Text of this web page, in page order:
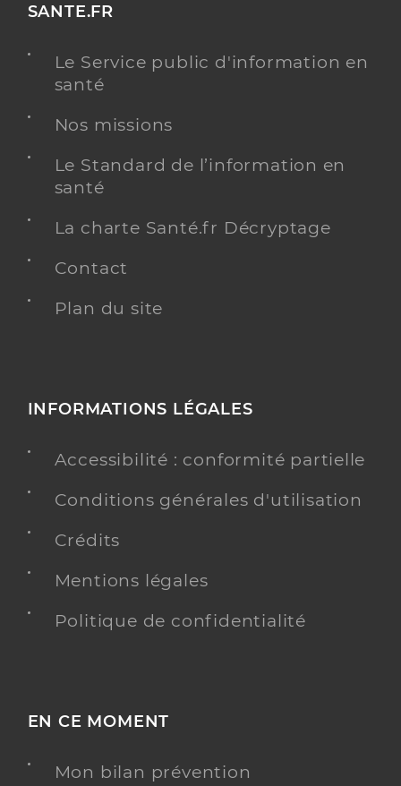
SANTE.FR
Le Service public d'information en
santé
Nos missions
Le Standard de l’information en
santé
La charte Santé.fr Décryptage
Contact
Plan du site
INFORMATIONS LÉGALES
Accessibilité : conformité partielle
Conditions générales d'utilisation
Crédits
Mentions légales
Politique de confidentialité
EN CE MOMENT
Mon bilan prévention